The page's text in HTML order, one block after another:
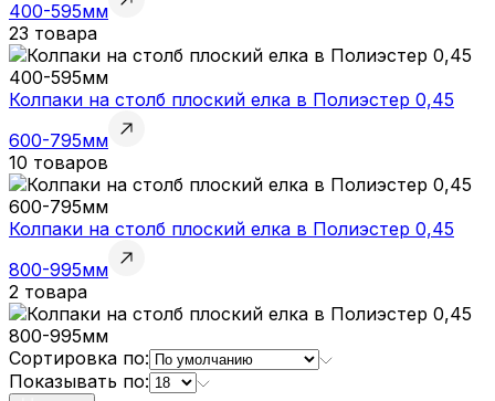
400-595мм
23 товара
Колпаки на столб плоский елка в Полиэстер 0,45
600-795мм
10 товаров
Колпаки на столб плоский елка в Полиэстер 0,45
800-995мм
2 товара
Сортировка по:
Показывать по: